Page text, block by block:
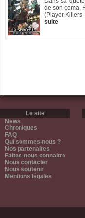
de son coma,
(Player Killers
suite
Le site
News
Chroniques
FAQ
Qui sommes-nous ?
Nos partenaires
Faites-nous connaitre
Nous contacter
Nous soutenir
Mentions légales